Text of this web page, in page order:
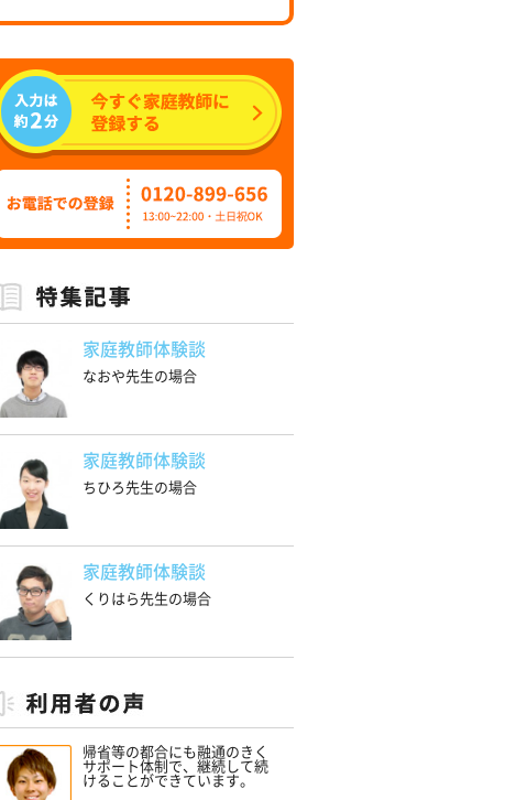
家庭教師体験談
なおや先生の場合
家庭教師体験談
ちひろ先生の場合
家庭教師体験談
くりはら先生の場合
帰省等の都合にも融通のきく
サポート体制で、継続して続
けることができています。